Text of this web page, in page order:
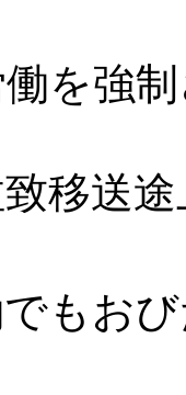
を強
移送
もお